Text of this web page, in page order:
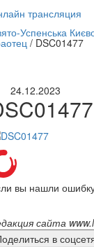
трансляция
Успенська
/ DSC01477
24.12.2023
вы нашли
сайта
в